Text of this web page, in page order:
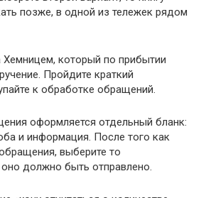
позже, в одной из тележек рядом
Хемницем, который по прибытии
Пройдите краткий
к обработке обращений.
оформляется отдельный бланк:
и информация. После того как
выберите то
оно должно быть отправлено.